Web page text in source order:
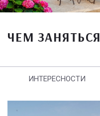
ЧЕМ ЗАНЯТЬСЯ
ИНТЕРЕСНОСТИ